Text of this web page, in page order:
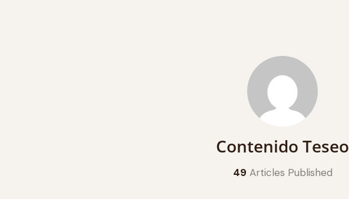
Contenido Teseo
49 Articles Published